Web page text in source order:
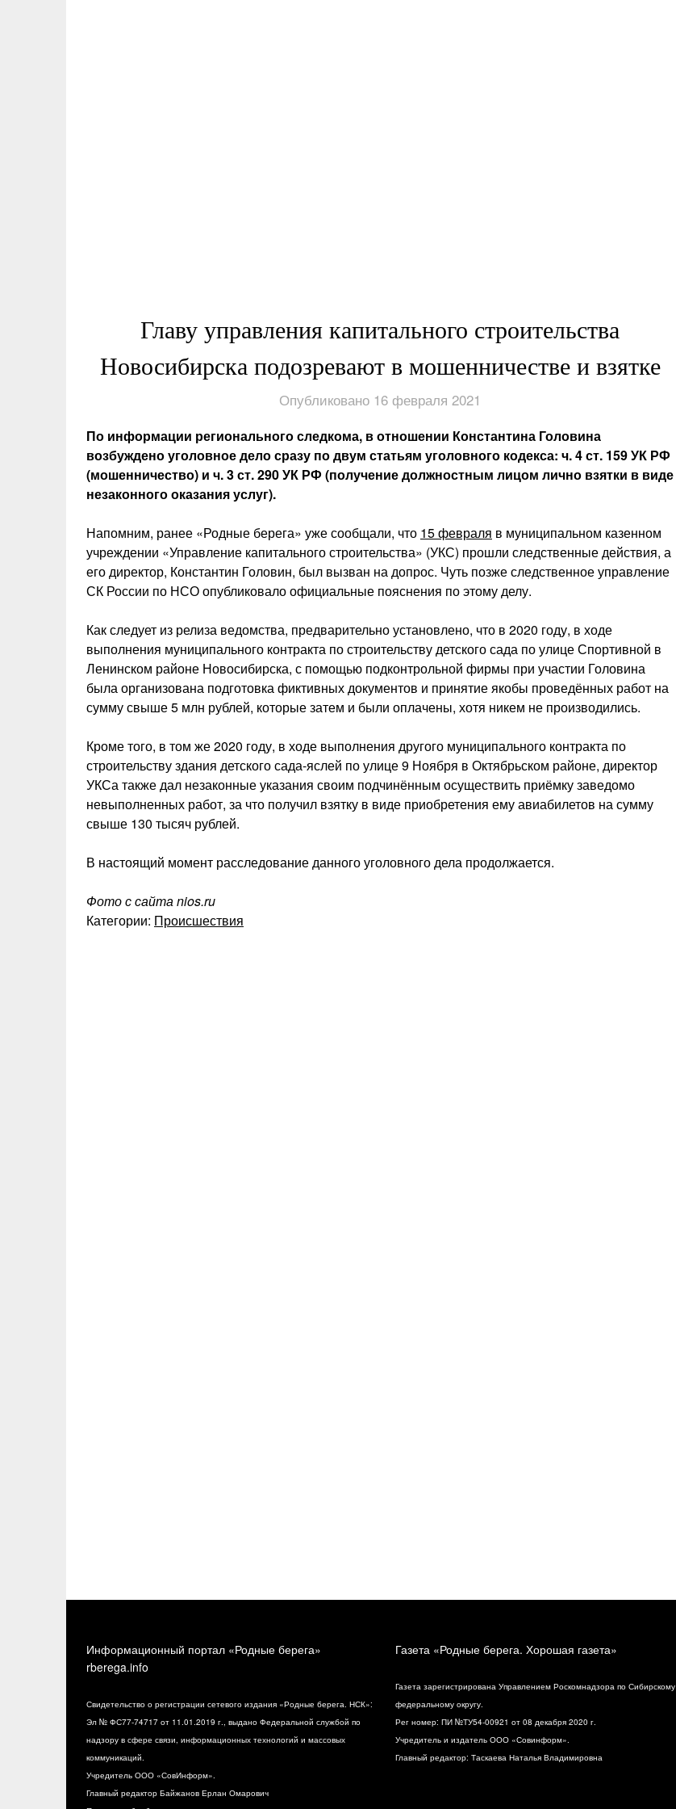
Главу управления капитального строительства
Новосибирска подозревают в мошенничестве и взятке
Опубликовано 16 февраля 2021
По информации регионального следкома, в отношении Константина Головина
возбуждено уголовное дело сразу по двум статьям уголовного кодекса: ч. 4 ст. 159 УК РФ
(мошенничество) и ч. 3 ст. 290 УК РФ (получение должностным лицом лично взятки в виде
незаконного оказания услуг).
Напомним, ранее «Родные берега» уже сообщали, что 15 февраля в муниципальном казенном
учреждении «Управление капитального строительства» (УКС) прошли следственные действия, а
его директор, Константин Головин, был вызван на допрос. Чуть позже следственное управление
СК России по НСО опубликовало официальные пояснения по этому делу.
Как следует из релиза ведомства, предварительно установлено, что в 2020 году, в ходе
выполнения муниципального контракта по строительству детского сада по улице Спортивной в
Ленинском районе Новосибирска, с помощью подконтрольной фирмы при участии Головина
была организована подготовка фиктивных документов и принятие якобы проведённых работ на
сумму свыше 5 млн рублей, которые затем и были оплачены, хотя никем не производились.
Кроме того, в том же 2020 году, в ходе выполнения другого муниципального контракта по
строительству здания детского сада-яслей по улице 9 Ноября в Октябрьском районе, директор
УКСа также дал незаконные указания своим подчинённым осуществить приёмку заведомо
невыполненных работ, за что получил взятку в виде приобретения ему авиабилетов на сумму
свыше 130 тысяч рублей.
В настоящий момент расследование данного уголовного дела продолжается.
Фото с сайта nios.ru
Категории: Происшествия
Информационный портал «Родные берега»
rberega.info
Свидетельство о регистрации сетевого издания «Родные берега. НСК»:
Эл № ФС77-74717 от 11.01.2019 г., выдано Федеральной службой по
надзору в сфере связи, информационных технологий и массовых
коммуникаций.
Учредитель ООО «СовИнформ».
Главный редактор Байжанов Ерлан Омарович
Газета «Родные берега. Хорошая газета»
Газета зарегистрирована Управлением Роскомнадзора по Сибирскому
федеральному округу.
Рег номер: ПИ №ТУ54-00921 от 08 декабря 2020 г.
Учредитель и издатель ООО «Совинформ».
Главный редактор: Таскаева Наталья Владимировна